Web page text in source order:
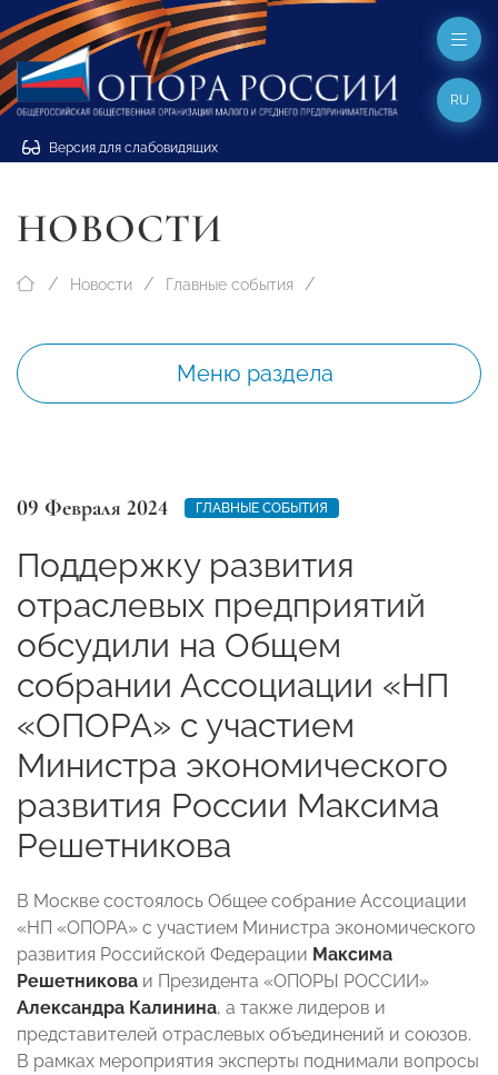
Версия для слабовидящих
RU
НОВОСТИ
Новости Главные события
Меню раздела
09 Февраля 2024 ГЛАВНЫЕ СОБЫТИЯ
Поддержку развития
отраслевых предприятий
обсудили на Общем
собрании Ассоциации «НП
«ОПОРА» с участием
Министра экономического
развития России Максима
Решетникова
В Москве состоялось Общее собрание Ассоциации
«НП «ОПОРА» с участием Министра экономического
развития Российской Федерации Максима
Решетникова и Президента «ОПОРЫ РОССИИ»
Александра Калинина, а также лидеров и
представителей отраслевых объединений и союзов.
В рамках мероприятия эксперты поднимали вопросы